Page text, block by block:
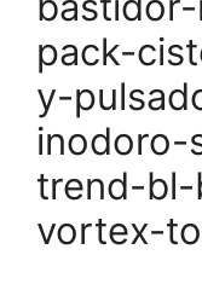
pack-
y-
inodoro-
trend-
vortex-